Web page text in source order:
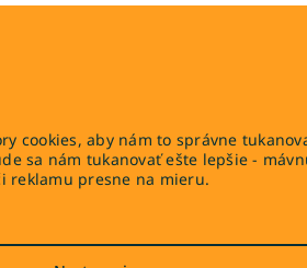
cookies, aby nám to správne
sa nám tukanovať ešte lepšie -
reklamu presne na mieru.